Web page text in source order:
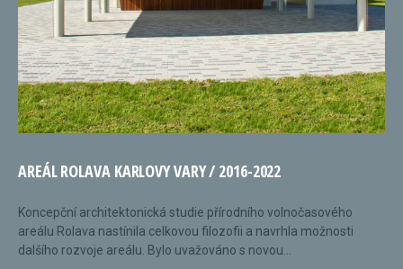
AREÁL ROLAVA KARLOVY VARY / 2016-2022
Koncepční architektonická studie přírodního volnočasového
areálu Rolava nastínila celkovou filozofii a navrhla možnosti
dalšího rozvoje areálu. Bylo uvažováno s novou...